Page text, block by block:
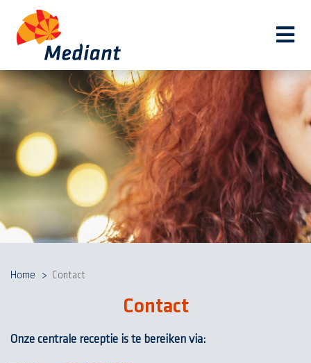
Home Contact
Contact
Onze centrale receptie is te bereiken via: